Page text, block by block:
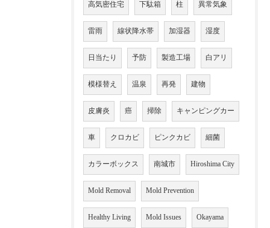
高気密住宅 下駄箱 柱 異常気象
雷雨 線状降水帯 加湿器 湿度
日当たり 予防 製造工場 白アリ
模様替え 温泉 再発 建物
皮膚炎 癌 掃除 キャンピングカー
車 クロカビ ピンクカビ 細菌
カラーボックス 南城市 Hiroshima City
Mold Removal Mold Prevention
Healthy Living Mold Issues Okayama